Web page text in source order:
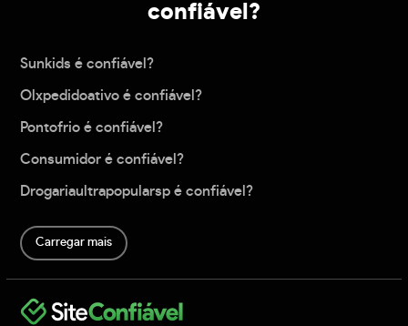
confiável?
Sunkids é confiável?
Olxpedidoativo é confiável?
Pontofrio é confiável?
Consumidor é confiável?
Drogariaultrapopularsp é confiável?
Carregar mais